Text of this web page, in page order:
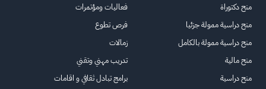
منح دكتوراة
منح دراسية ممولة جزئيا
منح دراسية ممولة بالكامل
منح مالية
منح دراسية
فعاليات ومؤتمرات
فرص تطوع
زمالات
تدريب مهني وتقني
برامج تبادل ثقافي و اقامات